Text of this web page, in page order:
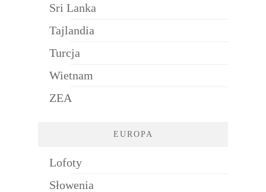
Sri Lanka
Tajlandia
Turcja
Wietnam
ZEA
EUROPA
Lofoty
Słowenia